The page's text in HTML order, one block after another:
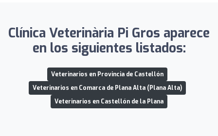
Clínica Veterinària Pi Gros aparece
en los siguientes listados:
Veterinarios en Provincia de Castellón
Veterinarios en Comarca de Plana Alta (Plana Alta)
Veterinarios en Castellón de la Plana